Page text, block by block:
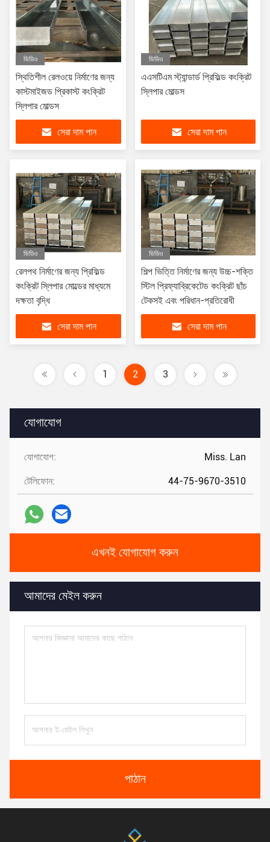
যোগাযোগ
যোগাযোগ: Miss. Lan
টেলিফোন: 44-75-9670-3510
এখনই যোগাযোগ করুন
আমাদের মেইল করুন
পাঠান
ভিডিও
স্থিতিশীল রেলওয়ে নির্মাণের জন্য
কাস্টমাইজড প্রিকাস্ট কংক্রিট
স্লিপার মোল্ডস
সেরা দাম পান
ভিডিও
এএসটিএম স্ট্যান্ডার্ড প্রিফিল্ড কংক্রিট
স্লিপার মোল্ডস
সেরা দাম পান
ভিডিও
রেলপথ নির্মাণের জন্য প্রিফিল্ড
কংক্রিট স্লিপার মোল্ডের মাধ্যমে
দক্ষতা বৃদ্ধি
সেরা দাম পান
ভিডিও
শিল্প ভিত্তি নির্মাণের জন্য উচ্চ-শক্তি
স্টিল প্রিফ্যাব্রিকেটেড কংক্রিট ছাঁচ
টেকসই এবং পরিধান-প্রতিরোধী
সেরা দাম পান
1 2 3